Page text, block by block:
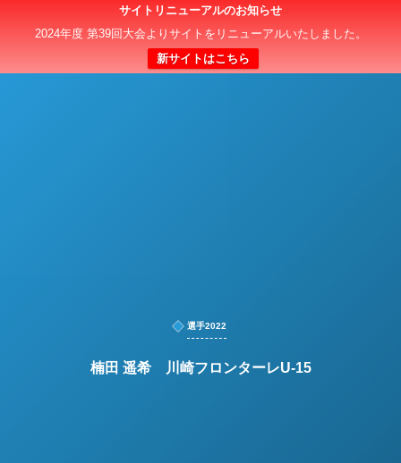
サイトリニューアルのお知らせ
2024年度 第39回大会よりサイトをリニューアルいたしました。
新サイトはこちら
日本クラブユースサッカー選手権（U-15）大会
選手2022
楠田 遥希 川崎フロンターレU-15